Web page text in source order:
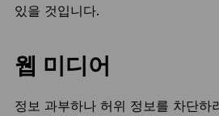
있을 것입니다.
웹 미디어
정보 과부하나 허위 정보를 차단하